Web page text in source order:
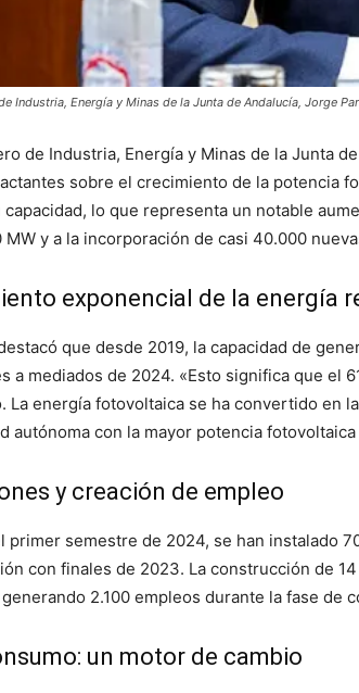
Industria, Energía y Minas de la Junta de Andalucía, Jorge
de Industria, Energía y Minas de la Junta
sobre el crecimiento de la potencia
capacidad, lo que representa un notable
MW y a la incorporación de casi 40.000
exponencial de la energía
que desde 2019, la capacidad de
a mediados de 2024. «Esto significa que el
La energía fotovoltaica se ha convertido en
autónoma con la mayor potencia
y creación de empleo
primer semestre de 2024, se han instalado
con finales de 2023. La construcción de
2.100 empleos durante la fase de
un motor de cambio